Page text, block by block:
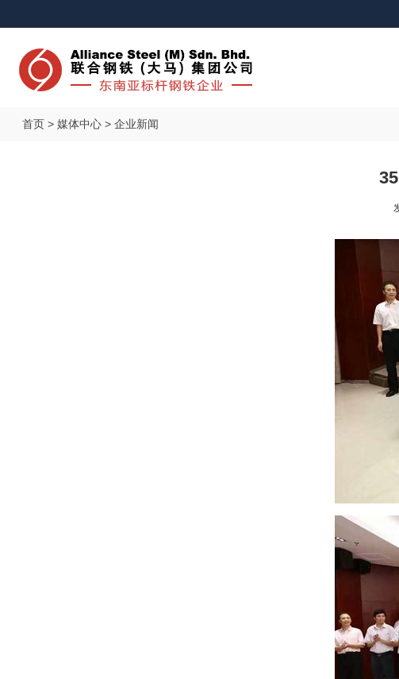
首页 > 媒体中心 > 企业新闻